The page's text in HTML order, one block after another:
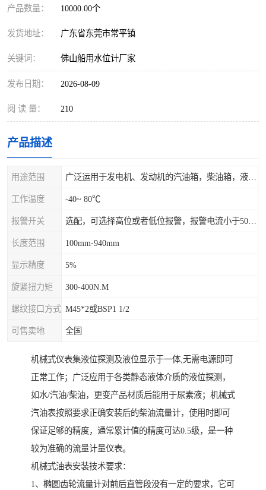
产品数量： 10000.00个
发货地址： 广东省东莞市常平镇
关键词： 佛山船用水位计厂家
发布日期： 2026-08-09
阅 读 量： 210
产品描述
用途范围
工作温度 -40~ 80℃
报警开关
长度范围 100mm-940mm
显示精度 5%
旋紧扭力矩 300-400N.M
螺纹接口方式 M45*2或BSP1 1/2
可售卖地 全国
机械式仪表集液位探测及液位显示于一体,无需电源即可
正常工作；广泛应用于各类静态液体介质的液位探测，
如水/汽油/柴油，更变产品材质后能用于尿素液；机械式
汽油表按照要求正确安装后的柴油流量计，使用时即可
保证足够的精度，通常累计值的精度可达0.5级，是一种
较为准确的流量计量仪表。
机械式油表安装技术要求：
1、椭圆齿轮流量计对前后直管段没有一定的要求，它可